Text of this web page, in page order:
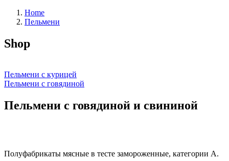
Home
Пельмени
Shop
Пельмени с курицей
Пельмени с говядиной
Пельмени с говядиной и свининой
Полуфабрикаты мясные в тесте замороженные, категории А.